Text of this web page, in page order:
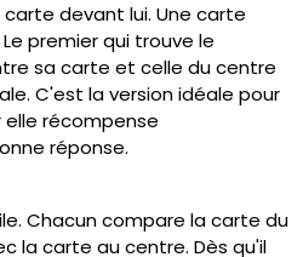
devant lui. Une carte
premier qui trouve le
sa carte et celle du centre
C'est la version idéale pour
elle récompense
réponse.
Chacun compare la carte du
la carte au centre. Dès qu'il